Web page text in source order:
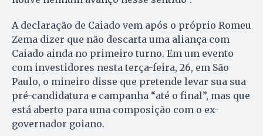
A declaração de Caiado vem após o próprio Romeu
Zema dizer que não descarta uma aliança com
Caiado ainda no primeiro turno. Em um evento
com investidores nesta terça-feira, 26, em São
Paulo, o mineiro disse que pretende levar sua sua
pré-candidatura e campanha “até o final”, mas que
está aberto para uma composição com o ex-
governador goiano.